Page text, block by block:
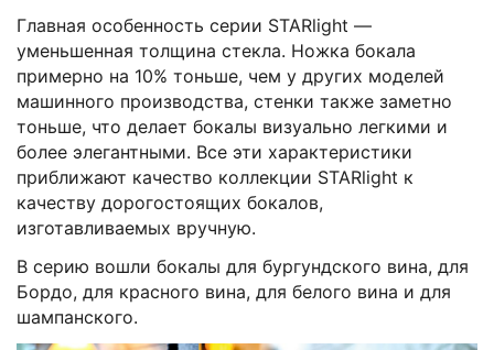
Главная особенность серии STARlight —
уменьшенная толщина стекла. Ножка бокала
примерно на 10% тоньше, чем у других моделей
машинного производства, стенки также заметно
тоньше, что делает бокалы визуально легкими и
более элегантными. Все эти характеристики
приближают качество коллекции STARlight к
качеству дорогостоящих бокалов,
изготавливаемых вручную.
В серию вошли бокалы для бургундского вина, для
Бордо, для красного вина, для белого вина и для
шампанского.